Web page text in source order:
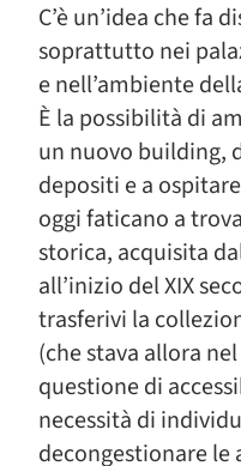
C’è un’idea che fa
soprattutto nei
e nell’ambiente
È la possibilità di
un nuovo building,
depositi e a
oggi faticano a
storica, acquisita
all’inizio del XIX
trasferivi la
(che stava allora
questione di
necessità di
decongestionare